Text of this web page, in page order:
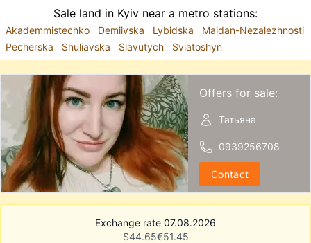
Sale land in Kyiv near a metro stations:
Akademmistechko Demiivska Lybidska
Maidan-Nezalezhnosti
Pecherska
Shuliavska Slavutych Sviatoshyn
Offers for sale:
Татьяна
0939256708
Contact
Exchange rate 07.08.2026
$44.65€51.45